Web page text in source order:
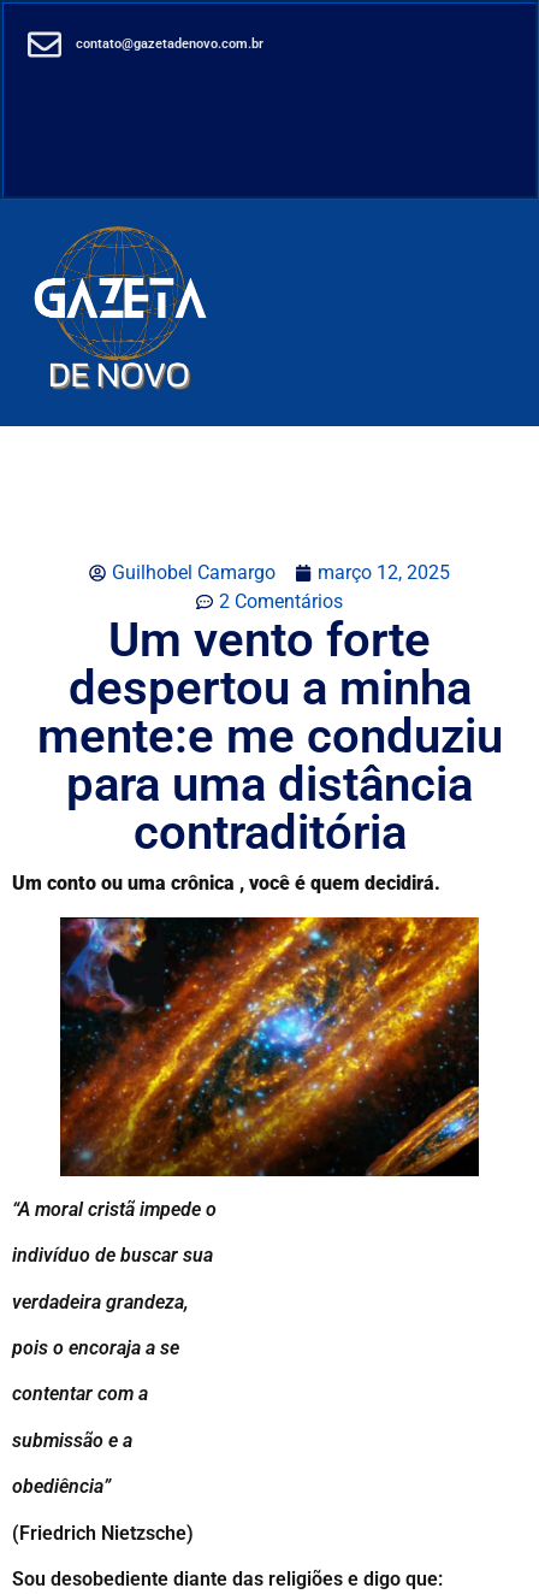
contato@gazetadenovo.com.br
Guilhobel Camargo
março 12, 2025
2 Comentários
Um vento forte
despertou a minha
mente:e me conduziu
para uma distância
contraditória
Um conto ou uma crônica , você é quem decidirá.
“A moral cristã impede o
indivíduo de buscar sua
verdadeira grandeza,
pois o encoraja a se
contentar com a
submissão e a
obediência”
(Friedrich Nietzsche)
Sou desobediente diante das religiões e digo que: